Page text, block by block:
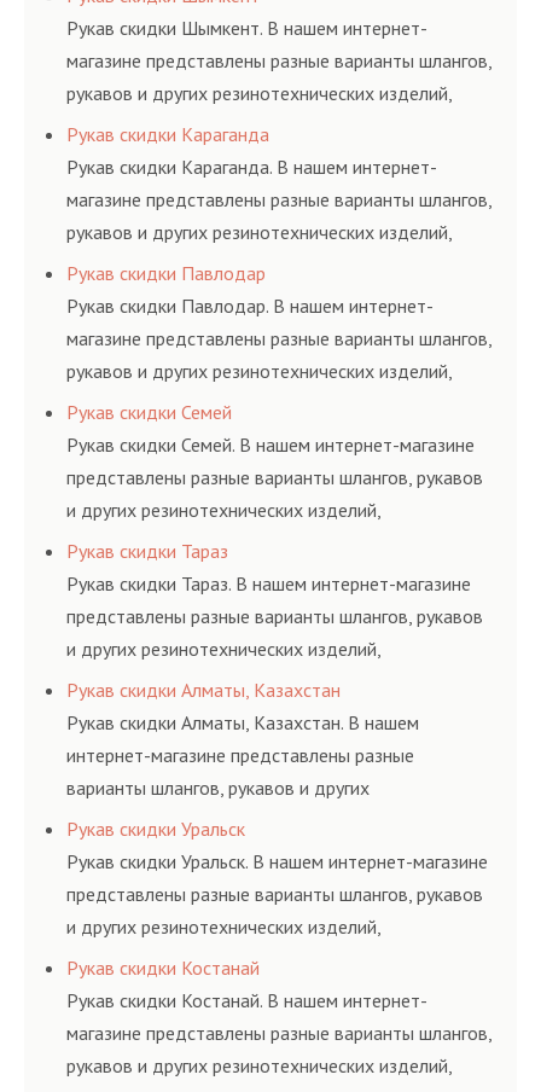
и нормативам.
Рукав скидки Шымкент. В нашем интернет-
магазине представлены разные варианты шлангов,
рукавов и других резинотехнических изделий,
соответствующих ГОСТам, техническим условиям
и нормативам.
Рукав скидки Караганда
Рукав скидки Караганда. В нашем интернет-
магазине представлены разные варианты шлангов,
рукавов и других резинотехнических изделий,
соответствующих ГОСТам, техническим условиям
и нормативам.
Рукав скидки Павлодар
Рукав скидки Павлодар. В нашем интернет-
магазине представлены разные варианты шлангов,
рукавов и других резинотехнических изделий,
соответствующих ГОСТам, техническим условиям
и нормативам.
Рукав скидки Семей
Рукав скидки Семей. В нашем интернет-магазине
представлены разные варианты шлангов, рукавов
и других резинотехнических изделий,
соответствующих ГОСТам, техническим условиям
и нормативам.
Рукав скидки Тараз
Рукав скидки Тараз. В нашем интернет-магазине
представлены разные варианты шлангов, рукавов
и других резинотехнических изделий,
соответствующих ГОСТам, техническим условиям
и нормативам.
Рукав скидки Алматы, Казахстан
Рукав скидки Алматы, Казахстан. В нашем
интернет-магазине представлены разные
варианты шлангов, рукавов и других
резинотехнических изделий, соответствующих
ГОСТам, техническим условиям и нормативам.
Рукав скидки Уральск
Рукав скидки Уральск. В нашем интернет-магазине
представлены разные варианты шлангов, рукавов
и других резинотехнических изделий,
соответствующих ГОСТам, техническим условиям
и нормативам.
Рукав скидки Костанай
Рукав скидки Костанай. В нашем интернет-
магазине представлены разные варианты шлангов,
рукавов и других резинотехнических изделий,